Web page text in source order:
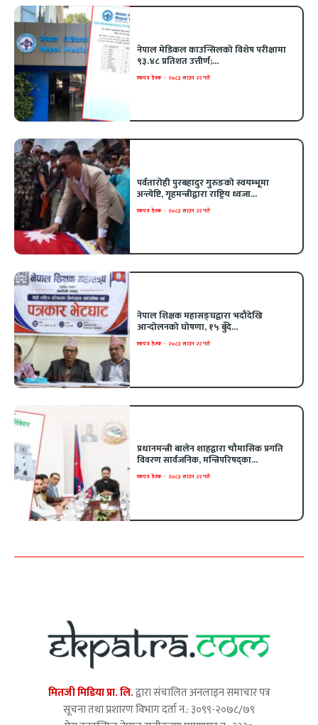
नेपाल मेडिकल काउन्सिलको विशेष परीक्षामा
९३.४८ प्रतिशत उत्तीर्ण;...
एकपत्र डेस्क - २०८३ साउन २२ गते
पर्वतारोही पुरबहादुर गुरुङको स्वयम्भूमा
अन्त्येष्टि, गृहमन्त्रीद्वारा राष्ट्रिय ध्वजा...
एकपत्र डेस्क - २०८३ साउन २२ गते
नेपाल शिक्षक महासङ्घद्वारा भदौदेखि
आन्दोलनको घोषणा, १५ बुँदे...
एकपत्र डेस्क - २०८३ साउन २२ गते
प्रधानमन्त्री बालेन शाहद्वारा चौमासिक प्रगति
विवरण सार्वजनिक, मन्त्रिपरिषद्का...
एकपत्र डेस्क - २०८३ साउन २२ गते
मितजी मिडिया प्रा. लि.द्वारा संचालित अनलाइन समाचार पत्र
सूचना तथा प्रशारण विभाग दर्ता न.: ३०९९-२०७८/७९